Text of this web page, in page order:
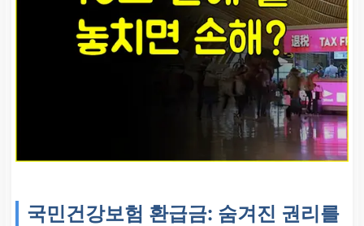
국민건강보험 환급금: 숨겨진 권리를